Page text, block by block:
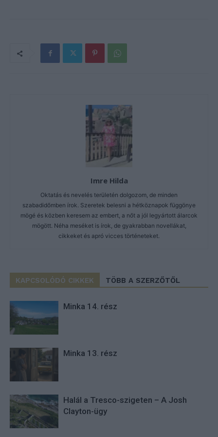
Imre Hilda
Oktatás és nevelés területén dolgozom, de minden
szabadidőmben írok. Szeretek belesni a hétköznapok függönye
mögé és közben keresem az embert, a nőt a jól legyártott álarcok
mögött. Néha meséket is írok, de gyakrabban novellákat,
cikkeket és apró vicces történeteket.
KAPCSOLÓDÓ CIKKEK TÖBB A SZERZŐTŐL
Minka 14. rész
Minka 13. rész
Halál a Tresco-szigeten – A Josh
Clayton-ügy